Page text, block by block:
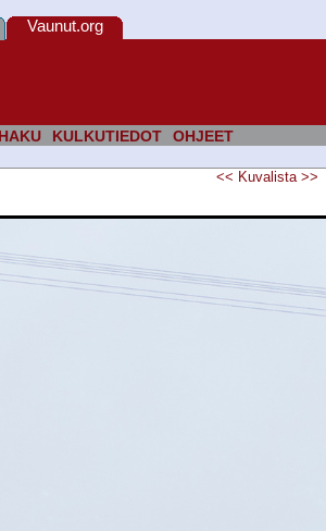
HAKU KULKUTIEDOT OHJEET
Vaunut.org
<< Kuvalista >>